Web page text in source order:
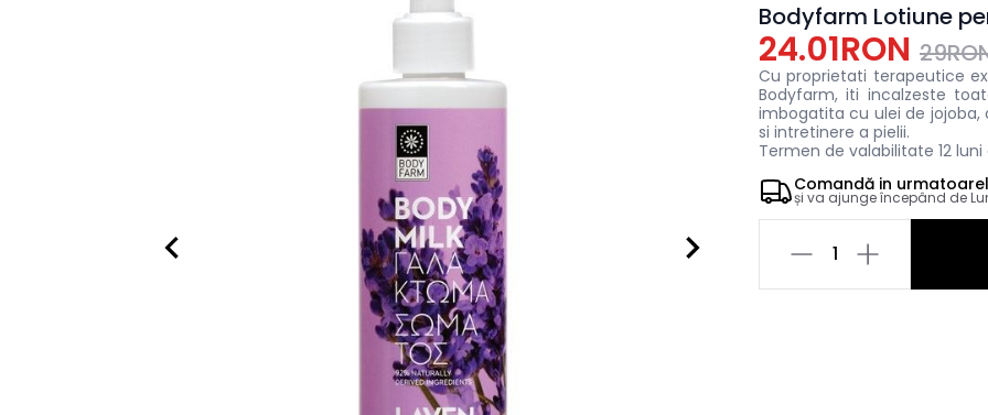
Bodyfarm Lotiune
24.01RON
Cu proprietati terapeutice
Bodyfarm, iti incalzeste
imbogatita cu ulei de jojoba,
si intretinere a pielii.
Termen de valabilitate 12
Comandă in
și va ajunge începând de
1